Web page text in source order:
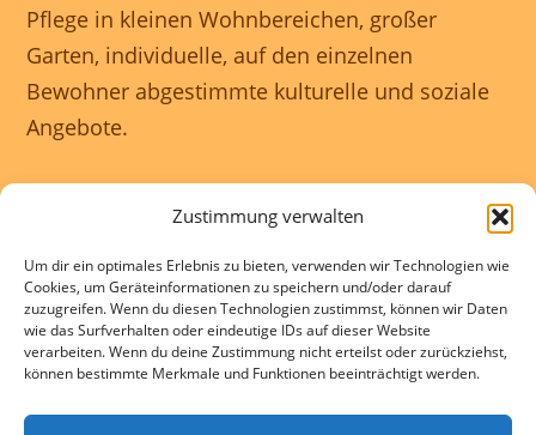
Zustimmung verwalten
Um dir ein optimales Erlebnis zu bieten, verwenden wir Technologien wie
Cookies, um Geräteinformationen zu speichern und/oder darauf
zuzugreifen. Wenn du diesen Technologien zustimmst, können wir Daten
wie das Surfverhalten oder eindeutige IDs auf dieser Website
verarbeiten. Wenn du deine Zustimmung nicht erteilst oder zurückziehst,
können bestimmte Merkmale und Funktionen beeinträchtigt werden.
Pflege in kleinen Wohnbereichen, großer
Garten, individuelle, auf den einzelnen
Bewohner abgestimmte kulturelle und soziale
Angebote.
gewährleisten eine 24 Stunden rundum
Betreuung.
Kontakte und Beratung individuell und
kostenlos.